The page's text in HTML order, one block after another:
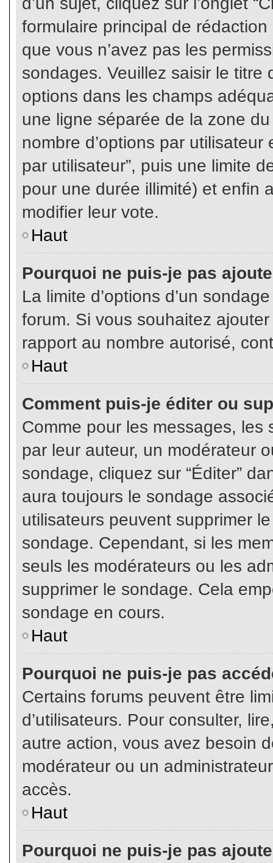
formulaire principal de
que vous n’avez pas les
sondages. Veuillez saisir le
options dans les champs
une ligne séparée de la zone
nombre d’options par
par utilisateur”, puis une limite
pour une durée illimité) et enfin
modifier leur vote.
Haut
Pourquoi ne puis-je pas
La limite d’options d’un
forum. Si vous souhaitez
rapport au nombre autorisé,
Haut
Comment puis-je éditer ou
Comme pour les messages,
par leur auteur, un modérateur
sondage, cliquez sur “Éditer”
aura toujours le sondage
utilisateurs peuvent supprimer
sondage. Cependant, si les
seuls les modérateurs ou les
supprimer le sondage. Cela
sondage en cours.
Haut
Pourquoi ne puis-je pas
Certains forums peuvent être
d’utilisateurs. Pour consulter,
autre action, vous avez besoin
modérateur ou un
accès.
Haut
Pourquoi ne puis-je pas